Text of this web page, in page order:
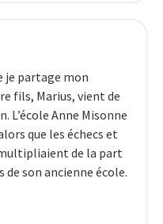
je partage mon
fils, Marius, vient de
L’école Anne Misonne
que les échecs et
de la part
son ancienne école.